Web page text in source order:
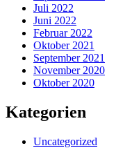
Juli 2022
Juni 2022
Februar 2022
Oktober 2021
September 2021
November 2020
Oktober 2020
Kategorien
Uncategorized